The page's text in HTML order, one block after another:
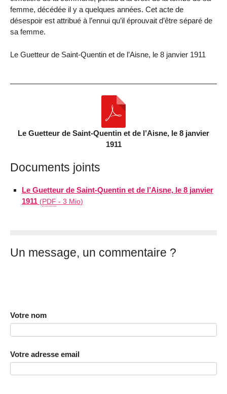
femme, décédée il y a quelques années. Cet acte de
désespoir est attribué à l’ennui qu’il éprouvait d’être séparé de
sa femme.
Le Guetteur de Saint-Quentin et de l’Aisne, le 8 janvier 1911
Le Guetteur de Saint-Quentin et de l’Aisne, le 8 janvier
1911
Documents joints
Le Guetteur de Saint-Quentin et de l’Aisne, le 8 janvier
1911 (PDF - 3 Mio)
Un message, un commentaire ?
Votre nom
Votre adresse email